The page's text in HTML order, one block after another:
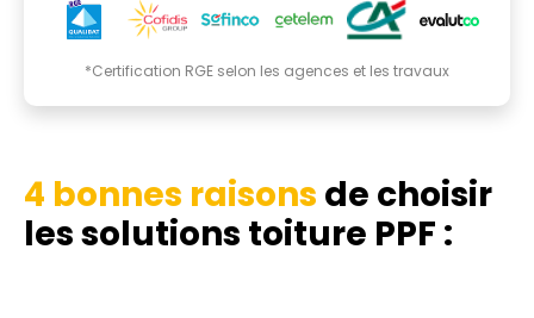
*Certification RGE selon les agences et les travaux
4 bonnes raisons de choisir
lessolutions toiture PPF :